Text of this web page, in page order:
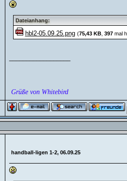
Dateianhang:
hbl2-05.09.25.png (75,43 KB, 397mal
Grüße von Whitebird
handball-ligen 1-2, 06.09.25